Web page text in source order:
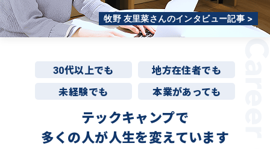
牧野 友里菜さんのインタビュー記事 >
30代以上でも
地方在住者でも
未経験でも
本業があっても
テックキャンプで
多くの人が人生を変えています